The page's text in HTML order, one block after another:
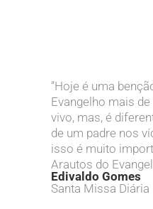
“Hoje é uma
Evangelho mais
vivo, mas, é
de um padre nos
isso é muito
Arautos do
Edivaldo Gomes
Santa Missa Diária